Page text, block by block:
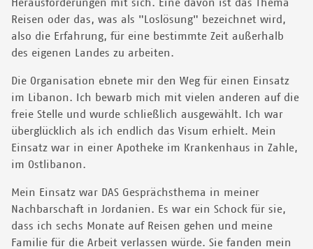
Herausforderungen mit sich. Eine davon ist das Thema
Reisen oder das, was als "Loslösung" bezeichnet wird,
also die Erfahrung, für eine bestimmte Zeit außerhalb
des eigenen Landes zu arbeiten.
Die Organisation ebnete mir den Weg für einen Einsatz
im Libanon. Ich bewarb mich mit vielen anderen auf die
freie Stelle und wurde schließlich ausgewählt. Ich war
überglücklich als ich endlich das Visum erhielt. Mein
Einsatz war in einer Apotheke im Krankenhaus in Zahle,
im Ostlibanon.
Mein Einsatz war DAS Gesprächsthema in meiner
Nachbarschaft in Jordanien. Es war ein Schock für sie,
dass ich sechs Monate auf Reisen gehen und meine
Familie für die Arbeit verlassen würde. Sie fanden mein